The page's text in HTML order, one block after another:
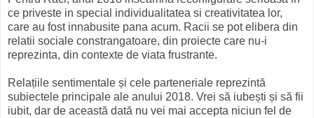
ce priveste in special individualitatea si creativitatea lor,
care au fost innabusite pana acum. Racii se pot elibera din
relatii sociale constrangatoare, din proiecte care nu-i
reprezinta, din contexte de viata frustrante.
Relațiile sentimentale și cele parteneriale reprezintă
subiectele principale ale anului 2018. Vrei să iubești și să fii
iubit, dar de această dată nu vei mai accepta niciun fel de